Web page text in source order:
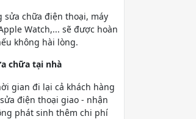
sửa chữa điện thoại, máy
Watch,... sẽ được hoàn
không hài lòng.
chữa tại nhà
gian đi lại cả khách hàng
điện thoại giao - nhận
phát sinh thêm chi phí